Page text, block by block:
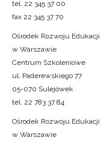
tel. 22 345 37 00
fax 22 345 37 70
Ośrodek Rozwoju Edukacji
w Warszawie
Centrum Szkoleniowe
ul. Paderewskiego 77
05-070 Sulejówek
tel. 22 783 37 84
Ośrodek Rozwoju Edukacji
w Warszawie